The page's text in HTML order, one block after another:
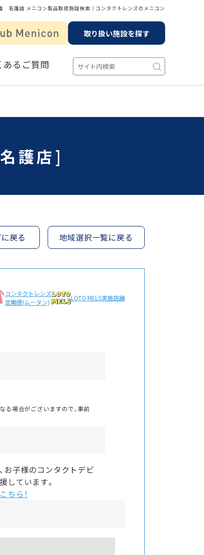
名護店 メニコン製品取扱施設検索│コンタクトレンズのメニコン
取り扱い施設を探す
あるご質問
護店]
戻る 地域選択一覧に戻る
コンタクトレンズ
定期便(ムータン)
LOTO MELS実施店舗
る場合がございますので、事前
お子様のコンタクトデビ
しています。
ちら！